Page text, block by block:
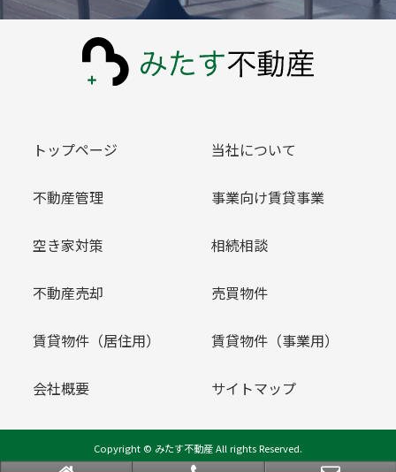
トップページ 当社について
不動産管理 事業向け賃貸事業
空き家対策 相続相談
不動産売却 売買物件
賃貸物件（居住用） 賃貸物件（事業用）
会社概要 サイトマップ
Copyright © みたす不動産 All rights Reserved.
powered by 不動産クラウドオフィス